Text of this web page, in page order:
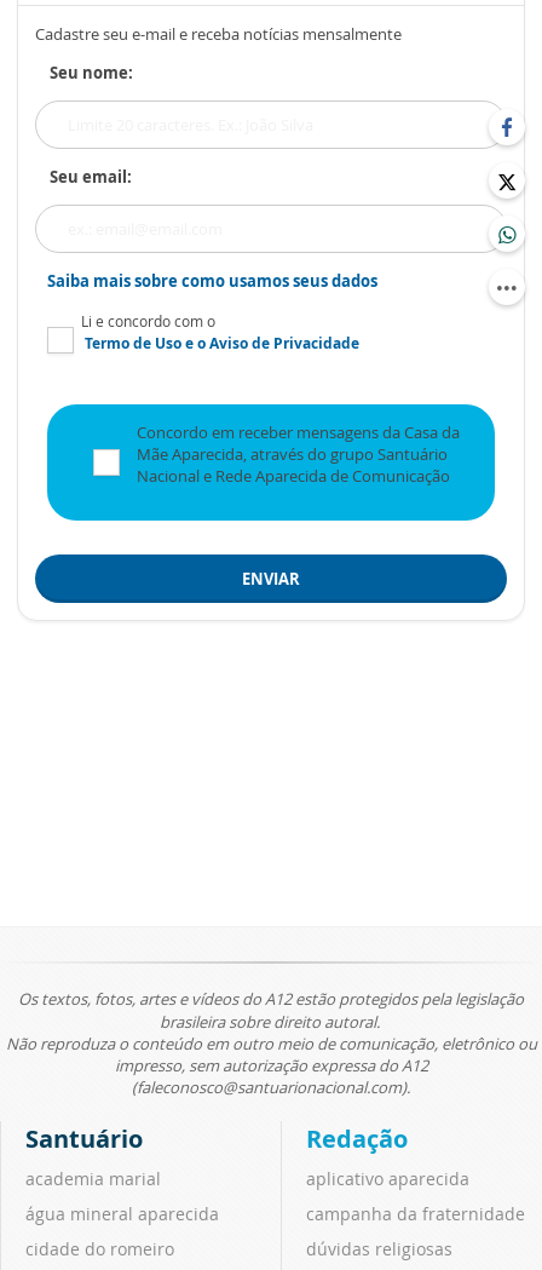
Cadastre seu e-mail e receba notícias mensalmente
Seu nome:
Seu email:
Saiba mais sobre como usamos seus dados
Li e concordo com o
Termo de Usoe oAviso de Privacidade
Concordo em receber mensagens da Casa da
Mãe Aparecida, através do grupo Santuário
Nacional e Rede Aparecida de Comunicação
ENVIAR
Os textos, fotos, artes e vídeos do A12 estão protegidos pela legislação
brasileira sobre direito autoral.
Não reproduza o conteúdo em outro meio de comunicação, eletrônico ou
impresso, sem autorização expressa do A12
(faleconosco@santuarionacional.com).
Santuário
academia marial
água mineral aparecida
cidade do romeiro
Redação
aplicativo aparecida
campanha da fraternidade
dúvidas religiosas